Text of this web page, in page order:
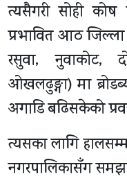
त्यसैगरी सोही
प्रभावित आठ
रसुवा, नुवाकोट,
ओखलढुङ्गा) मा
अगाडि बढिसकेको
त्यसका लागि
नगरपालिकासँग